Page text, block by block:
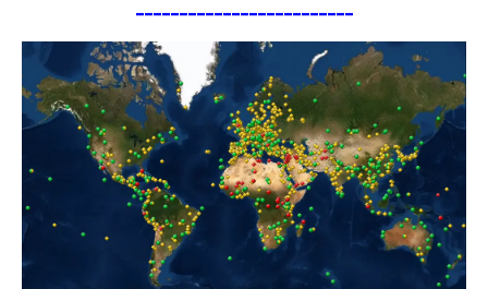
-------------------------